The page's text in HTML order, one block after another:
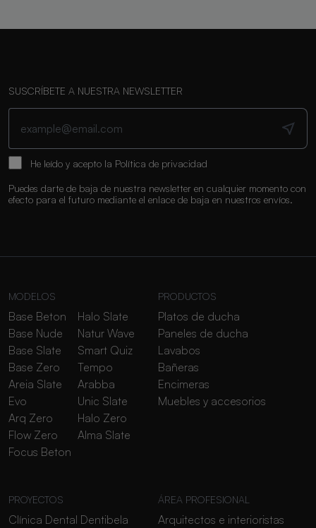
SUSCRÍBETE A NUESTRA NEWSLETTER
He leído y acepto la Política de privacidad
Puedes darte de baja de nuestra newsletter en cualquier momento con
efecto para el futuro mediante el enlace de baja en nuestros envíos.
MODELOS
Base Beton
Base Nude
Base Slate
Base Zero
Areia Slate
Evo
Arq Zero
Flow Zero
Focus Beton
Halo Slate
Natur Wave
Smart Quiz
Tempo
Arabba
Unic Slate
Halo Zero
Alma Slate
PRODUCTOS
Platos de ducha
Paneles de ducha
Lavabos
Bañeras
Encimeras
Muebles y accesorios
PROYECTOS
Clínica Dental Dentibela
ÁREA PROFESIONAL
Arquitectos e interioristas